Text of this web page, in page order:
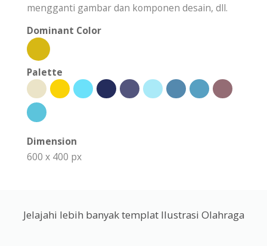
mengganti gambar dan komponen desain, dll.
Dominant Color
Palette
Dimension
600 x 400 px
Jelajahi lebih banyak templat Ilustrasi Olahraga